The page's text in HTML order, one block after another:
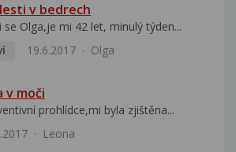
v bedrech
Olga,je mi 42 let, minulý týden...
19.6.2017 Olga
v moči
prohlídce,mi byla zjištěna...
Leona